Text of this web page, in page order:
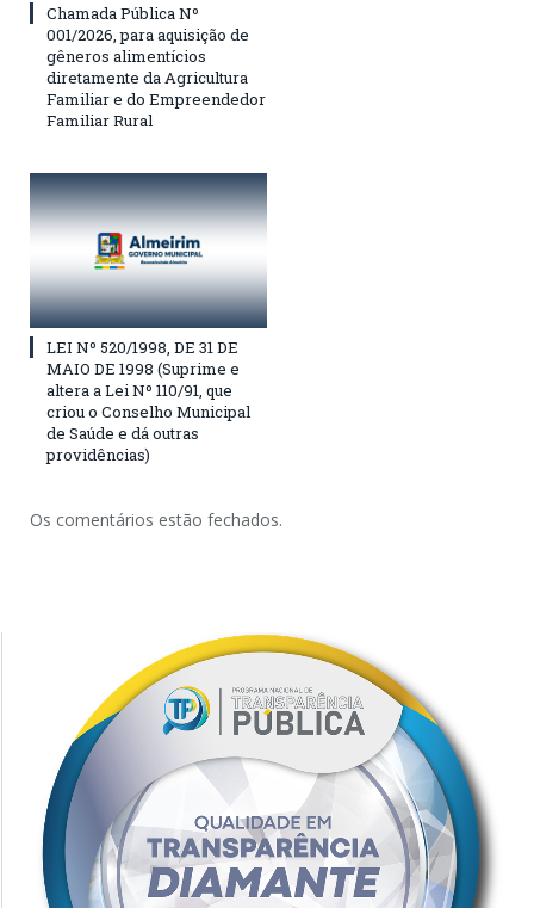
Chamada Pública Nº
001/2026, para aquisição de
gêneros alimentícios
diretamente da Agricultura
Familiar e do Empreendedor
Familiar Rural
LEI Nº 520/1998, DE 31 DE
MAIO DE 1998 (Suprime e
altera a Lei Nº 110/91, que
criou o Conselho Municipal
de Saúde e dá outras
providências)
Os comentários estão fechados.